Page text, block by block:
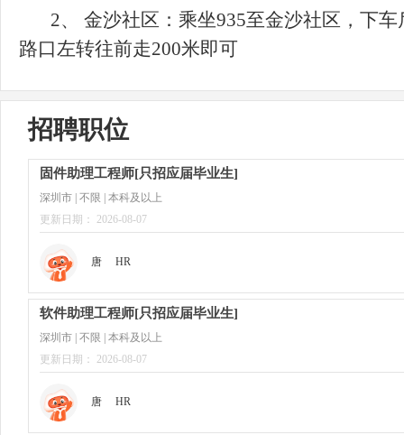
2、 金沙社区：乘坐935至金沙社区，下
招聘职位
固件助理工程师[只招应届毕业生]
深圳市 | 不限 | 本科及以上
更新日期： 2026-08-07
唐 HR
软件助理工程师[只招应届毕业生]
深圳市 | 不限 | 本科及以上
更新日期： 2026-08-07
唐 HR